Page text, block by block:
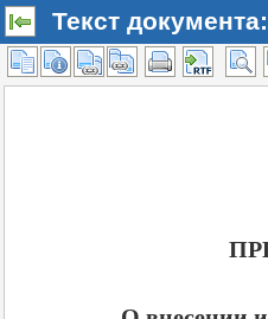
Текст документа: